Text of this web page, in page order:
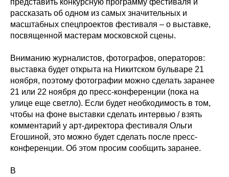
представить конкурсную программу фестиваля и
рассказать об одном из самых значительных и
масштабных спецпроектов фестиваля – о выставке,
посвященной мастерам московской сцены.
Вниманию журналистов, фотографов, операторов:
выставка будет открыта на Никитском бульваре 21
ноября, поэтому фотографии можно сделать заранее
21 или 22 ноября до пресс-конференции (пока на
улице еще светло). Если будет необходимость в том,
чтобы на фоне выставки сделать интервью / взять
комментарий у арт-директора фестиваля Ольги
Егошиной, это можно будет сделать после пресс-
конференции. Об этом просим сообщить заранее.
В